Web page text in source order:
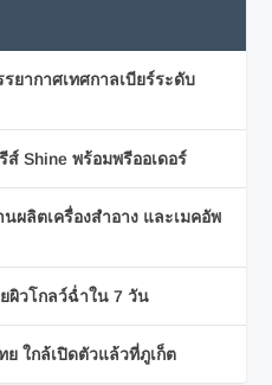
ยากาศเทศกาลเบียร์ระดับ
Shine พร้อมพรีออเดอร์
นผลิตเครื่องสำอาง และเมคอัพ
ผิวโกลว์ฉ่ำใน 7 วัน
ใกล้เปิดตัวแล้วที่ภูเก็ต